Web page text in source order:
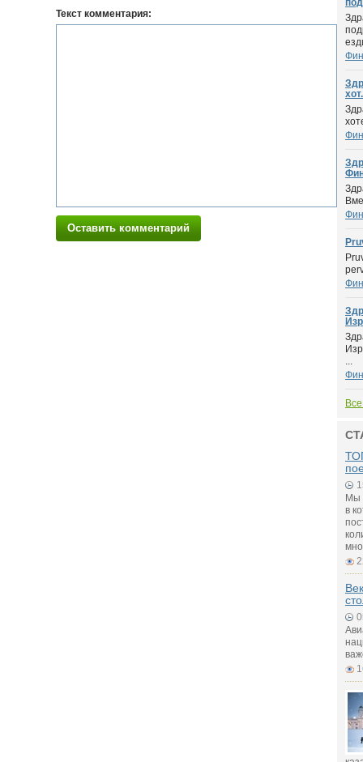
Текст комментария:
Оставить комментарий
...
Мы
в